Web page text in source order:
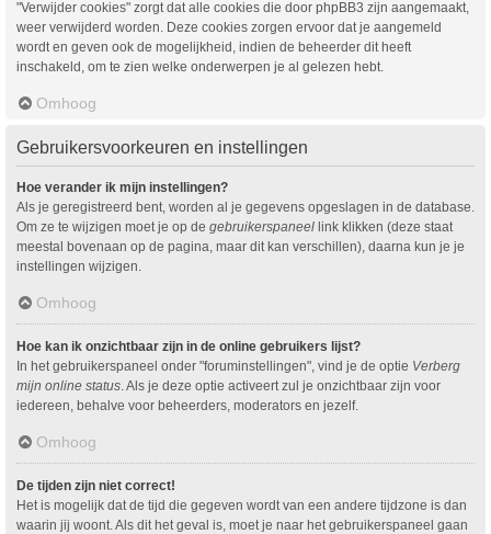
"Verwijder cookies" zorgt dat alle cookies die door phpBB3 zijn aangemaakt,
weer verwijderd worden. Deze cookies zorgen ervoor dat je aangemeld
wordt en geven ook de mogelijkheid, indien de beheerder dit heeft
inschakeld, om te zien welke onderwerpen je al gelezen hebt.
Omhoog
Gebruikersvoorkeuren en instellingen
Hoe verander ik mijn instellingen?
Als je geregistreerd bent, worden al je gegevens opgeslagen in de database.
Om ze te wijzigen moet je op de gebruikerspaneel link klikken (deze staat
meestal bovenaan op de pagina, maar dit kan verschillen), daarna kun je je
instellingen wijzigen.
Omhoog
Hoe kan ik onzichtbaar zijn in de online gebruikers lijst?
In het gebruikerspaneel onder "foruminstellingen", vind je de optie Verberg
mijn online status . Als je deze optie activeert zul je onzichtbaar zijn voor
iedereen, behalve voor beheerders, moderators en jezelf.
Omhoog
De tijden zijn niet correct!
Het is mogelijk dat de tijd die gegeven wordt van een andere tijdzone is dan
waarin jij woont. Als dit het geval is, moet je naar het gebruikerspaneel gaan